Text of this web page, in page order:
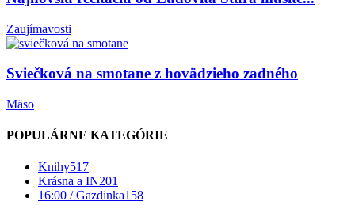
Zaujímavosti
Sviečková na smotane z hovädzieho zadného
Mäso
POPULÁRNE KATEGÓRIE
Knihy517
Krásna a IN201
16:00 / Gazdinka158